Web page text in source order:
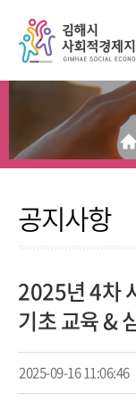
공지사항
2025년 4차
기초 교육 &
2025-09-16 11:06:46